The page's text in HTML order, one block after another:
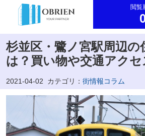
閲覧
杉並区・鷺ノ宮駅周辺の
は？買い物や交通アク
2021-04-02 カテゴリ： 街情報コラム